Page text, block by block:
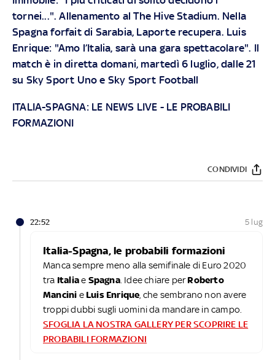
tornei...". Allenamento al The Hive Stadium. Nella
Spagna forfait di Sarabia, Laporte recupera. Luis
Enrique: "Amo l’Italia, sarà una gara spettacolare". Il
match è in diretta domani, martedì 6 luglio, dalle 21
su Sky Sport Uno e Sky Sport Football
ITALIA-SPAGNA: LE NEWS LIVE -LE PROBABILI
FORMAZIONI
CONDIVIDI
22:52 5 lug
Italia-Spagna, le probabili formazioni
Manca sempre meno alla semifinale di Euro 2020
tra Italiae Spagna. Idee chiare perRoberto
Mancini e Luis Enrique , che sembrano non avere
troppi dubbi sugli uomini da mandare in campo.
SFOGLIA LA NOSTRA GALLERY PER SCOPRIRE LE
PROBABILI FORMAZIONI